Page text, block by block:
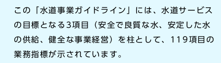
この「水道事業ガイドライン」には、水道サービス
の目標となる3項目（安全で良質な水、安定した水
の供給、健全な事業経営）を柱として、119項目の
業務指標が示されています。